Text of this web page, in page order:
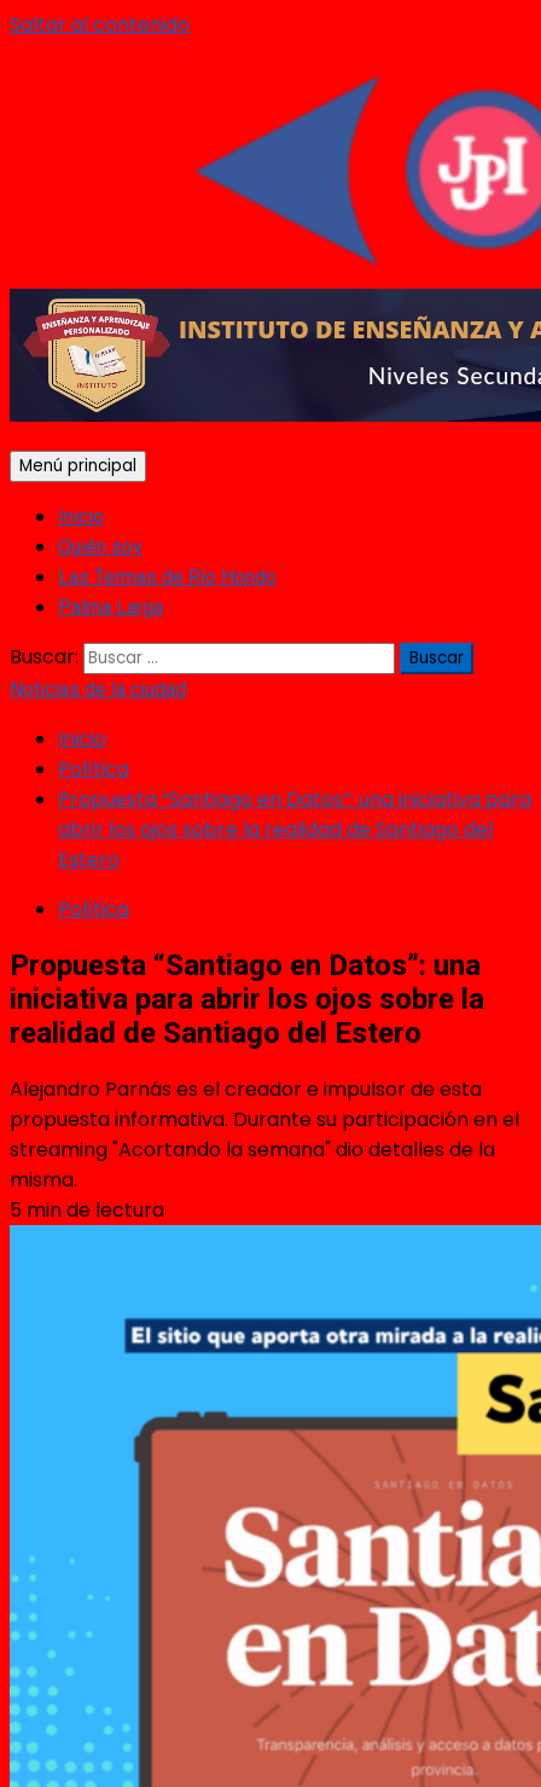
Saltar al contenido
Menú principal
Inicio
Quién soy
Las Termas de Río Hondo
Palma Larga
Buscar:
Noticias de la ciudad
Inicio
Política
Propuesta “Santiago en Datos”: una iniciativa para
abrir los ojos sobre la realidad de Santiago del
Estero
Política
Propuesta “Santiago en Datos”: una
iniciativa para abrir los ojos sobre la
realidad de Santiago del Estero
Alejandro Parnás es el creador e impulsor de esta
propuesta informativa. Durante su participación en el
streaming "Acortando la semana" dio detalles de la
misma.
5 min de lectura